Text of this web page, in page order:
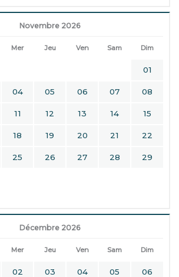
Novembre 2026
Mer Jeu Ven Sam Dim
01
04 05 06 07 08
11 12 13 14 15
18 19 20 21 22
25 26 27 28 29
Décembre 2026
Mer Jeu Ven Sam Dim
02 03 04 05 06